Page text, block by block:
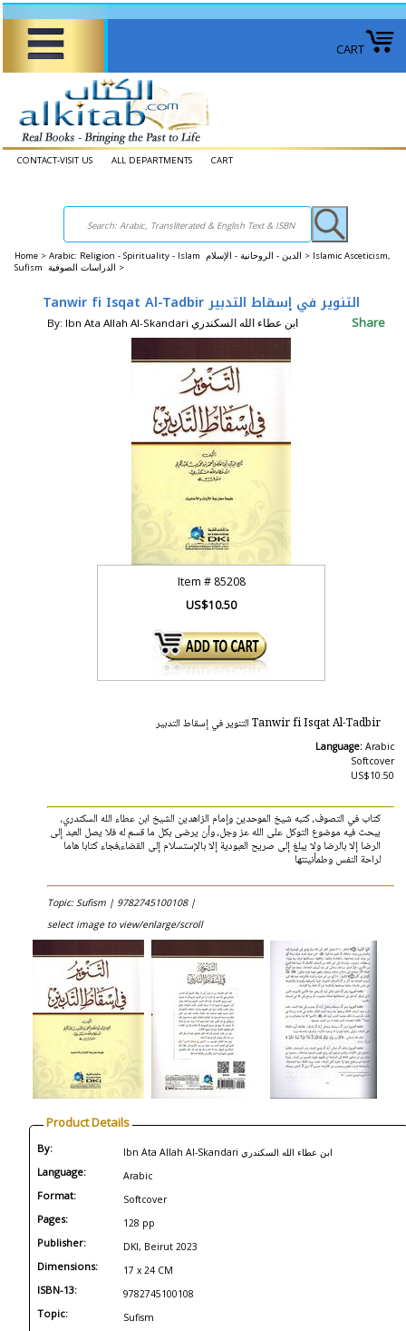
CART
CONTACT-VISIT US ALL DEPARTMENTS CART
Home > Arabic: Religion - Spirituality - Islam الدين - الروحانية - الإسلام > Islamic Asceticism,
Sufism الدراسات الصوفية >
Tanwir fi Isqat Al-Tadbir التنوير في إسقاط التدبير
By: Ibn Ata Allah Al-Skandari ابن عطاء الله السكندري Share
Item # 85208
US$10.50
Tanwir fi Isqat Al-Tadbir التنوير في إسقاط التدبير
Language: Arabic
Softcover
US$10.50
كتاب في التصوف، كتبه شيخ الموحدين وإمام الزاهدين الشيخ ابن عطاء الله السكندري،
يبحث فيه موضوع التوكل على الله عز وجل، وأن يرضى بكل ما قسم له فلا يصل العبد إلى
الرضا إلا بالرضا ولا يبلغ إلى صريح العبودية إلا بالإستسلام إلى القضاء،فجاء كتابا هاما
لراحة النفس وطمأنينتها
Topic: Sufism | 9782745100108 |
select image to view/enlarge/scroll
Product Details
By: Ibn Ata Allah Al-Skandari ابن عطاء الله السكندري
Language: Arabic
Format: Softcover
Pages: 128 pp
Publisher: DKI, Beirut 2023
Dimensions: 17 x 24 CM
ISBN-13: 9782745100108
Topic: Sufism